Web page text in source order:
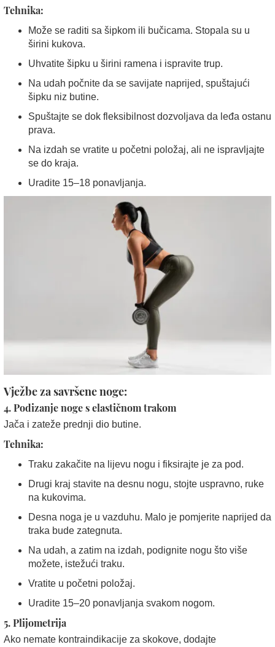
Tehnika:
Može se raditi sa šipkom ili bučicama. Stopala su u
širini kukova.
Uhvatite šipku u širini ramena i ispravite trup.
Na udah počnite da se savijate naprijed, spuštajući
šipku niz butine.
Spuštajte se dok fleksibilnost dozvoljava da leđa ostanu
prava.
Na izdah se vratite u početni položaj, ali ne ispravljajte
se do kraja.
Uradite 15–18 ponavljanja.
Vježbe za savršene noge:
4. Podizanje noge s elastičnom trakom
Jača i zateže prednji dio butine.
Tehnika:
Traku zakačite na lijevu nogu i fiksirajte je za pod.
Drugi kraj stavite na desnu nogu, stojte uspravno, ruke
na kukovima.
Desna noga je u vazduhu. Malo je pomjerite naprijed da
traka bude zategnuta.
Na udah, a zatim na izdah, podignite nogu što više
možete, istežući traku.
Vratite u početni položaj.
Uradite 15–20 ponavljanja svakom nogom.
5. Plijometrija
Ako nemate kontraindikacije za skokove, dodajte